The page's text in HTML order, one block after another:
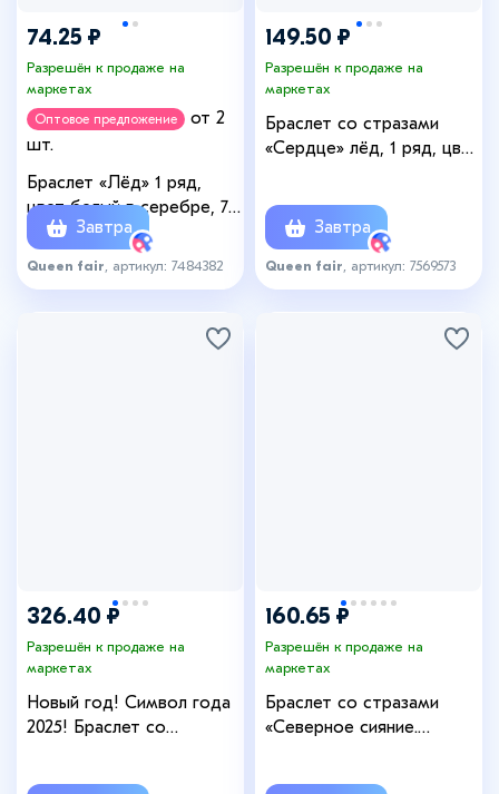
74.25 ₽
Разрешён к продаже на
маркетах
Оптовое предложение
от 2
шт.
Браслет «Лёд» 1 ряд,
цвет белый в серебре, 7
см
Завтра
Queen fair , артикул: 7484382
149.50 ₽
Разрешён к продаже на
маркетах
Браслет со стразами
«Сердце» лёд, 1 ряд, цвет
Завтра
Queen fair , артикул: 7569573
326.40 ₽
Разрешён к продаже на
маркетах
Новый год! Символ года
2025! Браслет со
160.65 ₽
Разрешён к продаже на
маркетах
Браслет со стразами
«Северное сияние.